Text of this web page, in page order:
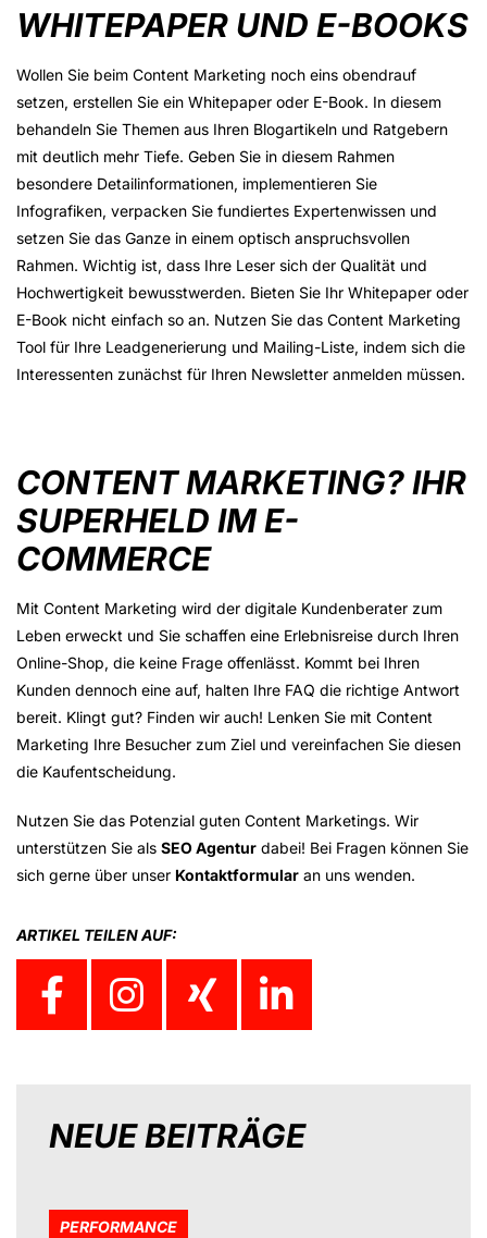
WHITEPAPER UND E-BOOKS
Wollen Sie beim Content Marketing noch eins obendrauf
setzen, erstellen Sie ein Whitepaper oder E-Book. In diesem
behandeln Sie Themen aus Ihren Blogartikeln und Ratgebern
mit deutlich mehr Tiefe. Geben Sie in diesem Rahmen
besondere Detailinformationen, implementieren Sie
Infografiken, verpacken Sie fundiertes Expertenwissen und
setzen Sie das Ganze in einem optisch anspruchsvollen
Rahmen. Wichtig ist, dass Ihre Leser sich der Qualität und
Hochwertigkeit bewusstwerden. Bieten Sie Ihr Whitepaper oder
E-Book nicht einfach so an. Nutzen Sie das Content Marketing
Tool für Ihre Leadgenerierung und Mailing-Liste, indem sich die
Interessenten zunächst für Ihren Newsletter anmelden müssen.
CONTENT MARKETING? IHR
SUPERHELD IM E-
COMMERCE
Mit Content Marketing wird der digitale Kundenberater zum
Leben erweckt und Sie schaffen eine Erlebnisreise durch Ihren
Online-Shop, die keine Frage offenlässt. Kommt bei Ihren
Kunden dennoch eine auf, halten Ihre FAQ die richtige Antwort
bereit. Klingt gut? Finden wir auch! Lenken Sie mit Content
Marketing Ihre Besucher zum Ziel und vereinfachen Sie diesen
die Kaufentscheidung.
Nutzen Sie das Potenzial guten Content Marketings. Wir
unterstützen Sie als SEO Agentur dabei! Bei Fragen können Sie
sich gerne über unser Kontaktformular an uns wenden.
ARTIKEL TEILEN AUF:
NEUE BEITRÄGE
PERFORMANCE